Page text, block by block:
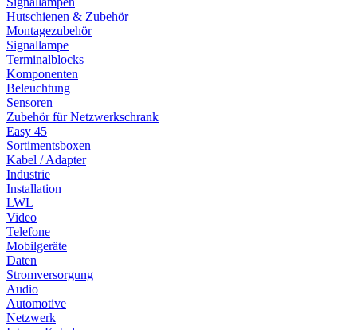
Hutschienen & Zubehör
Montagezubehör
Signallampe
Terminalblocks
Komponenten
Beleuchtung
Sensoren
Zubehör für Netzwerkschrank
Easy 45
Sortimentsboxen
Kabel / Adapter
Industrie
Installation
LWL
Video
Telefone
Mobilgeräte
Daten
Stromversorgung
Audio
Automotive
Netzwerk